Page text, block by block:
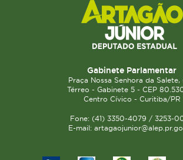
Gabinete Parlamentar
Praça Nossa Senhora da Salete,
Térreo - Gabinete 5 - CEP
Centro Cívico - Curitiba/PR
Fone: (41) 3350-4079 / 3253-
E-mail: